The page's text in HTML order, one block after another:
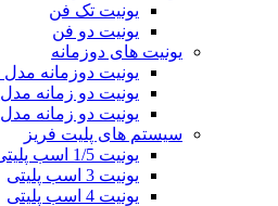
یونیت تک فن
یونیت دو فن
یونیت های دوزمانه
یونیت دوزمانه مدل TOS 100
یونیت دو زمانه مدل TOS200
یونیت دو زمانه مدل TOS300
سیستم های پلیت فریز
یونیت 1/5 اسب پلیتی
یونیت 3 اسب پلیتی
یونیت 4 اسب پلیتی